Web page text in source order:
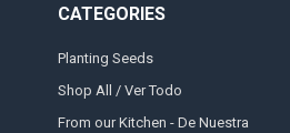
CATEGORIES
Planting Seeds
Shop All / Ver Todo
From our Kitchen - De Nuestra